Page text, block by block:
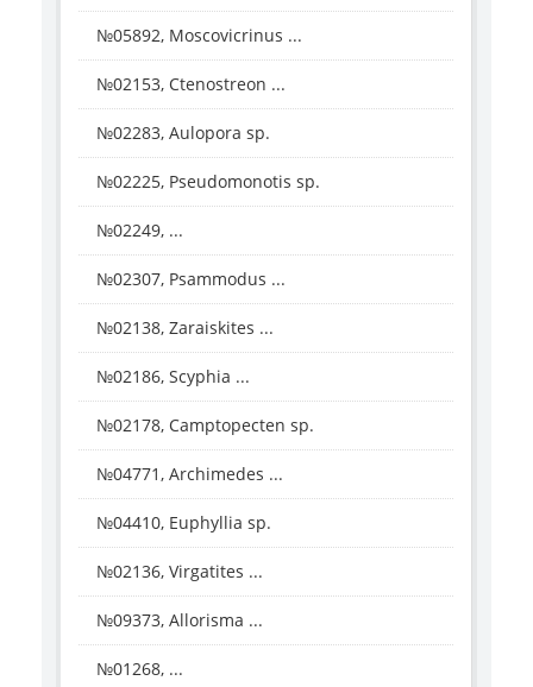
№05892, Moscovicrinus ...
№02153, Ctenostreon ...
№02283, Aulopora sp.
№02225, Pseudomonotis sp.
№02249, ...
№02307, Psammodus ...
№02138, Zaraiskites ...
№02186, Scyphia ...
№02178, Camptopecten sp.
№04771, Archimedes ...
№04410, Euphyllia sp.
№02136, Virgatites ...
№09373, Allorisma ...
№01268, ...